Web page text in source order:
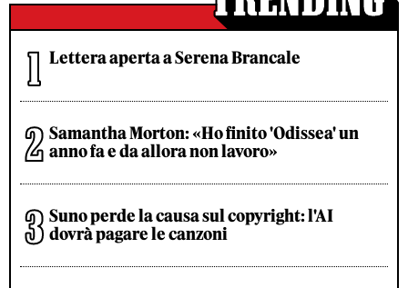
Lettera aperta a Serena Brancale
Samantha Morton: «Ho finito 'Odissea' un
anno fa e da allora non lavoro»
Suno perde la causa sul copyright: l'AI
dovrà pagare le canzoni